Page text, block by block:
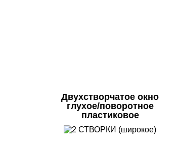
Двухстворчатое окно
глухое/поворотное
пластиковое